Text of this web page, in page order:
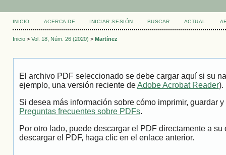
INICIO ACERCA DE INICIAR SESIÓN BUSCAR ACTUAL
Inicio> Vol. 18, Núm. 26 (2020) > Martínez
El archivo PDF seleccionado se debe cargar aquí si su
ejemplo, una versión reciente deAdobe Acrobat Reader).
Si desea más información sobre cómo imprimir, guardar
Preguntas frecuentes sobre PDFs.
Por otro lado, puede descargar el PDF directamente a
descargar el PDF, haga clic en el enlace anterior.